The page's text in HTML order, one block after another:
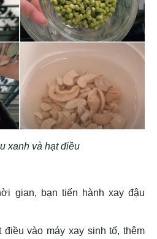
xanh và hạt điều
gian, bạn tiến hành xay đậu
điều vào máy xay sinh tố, thêm